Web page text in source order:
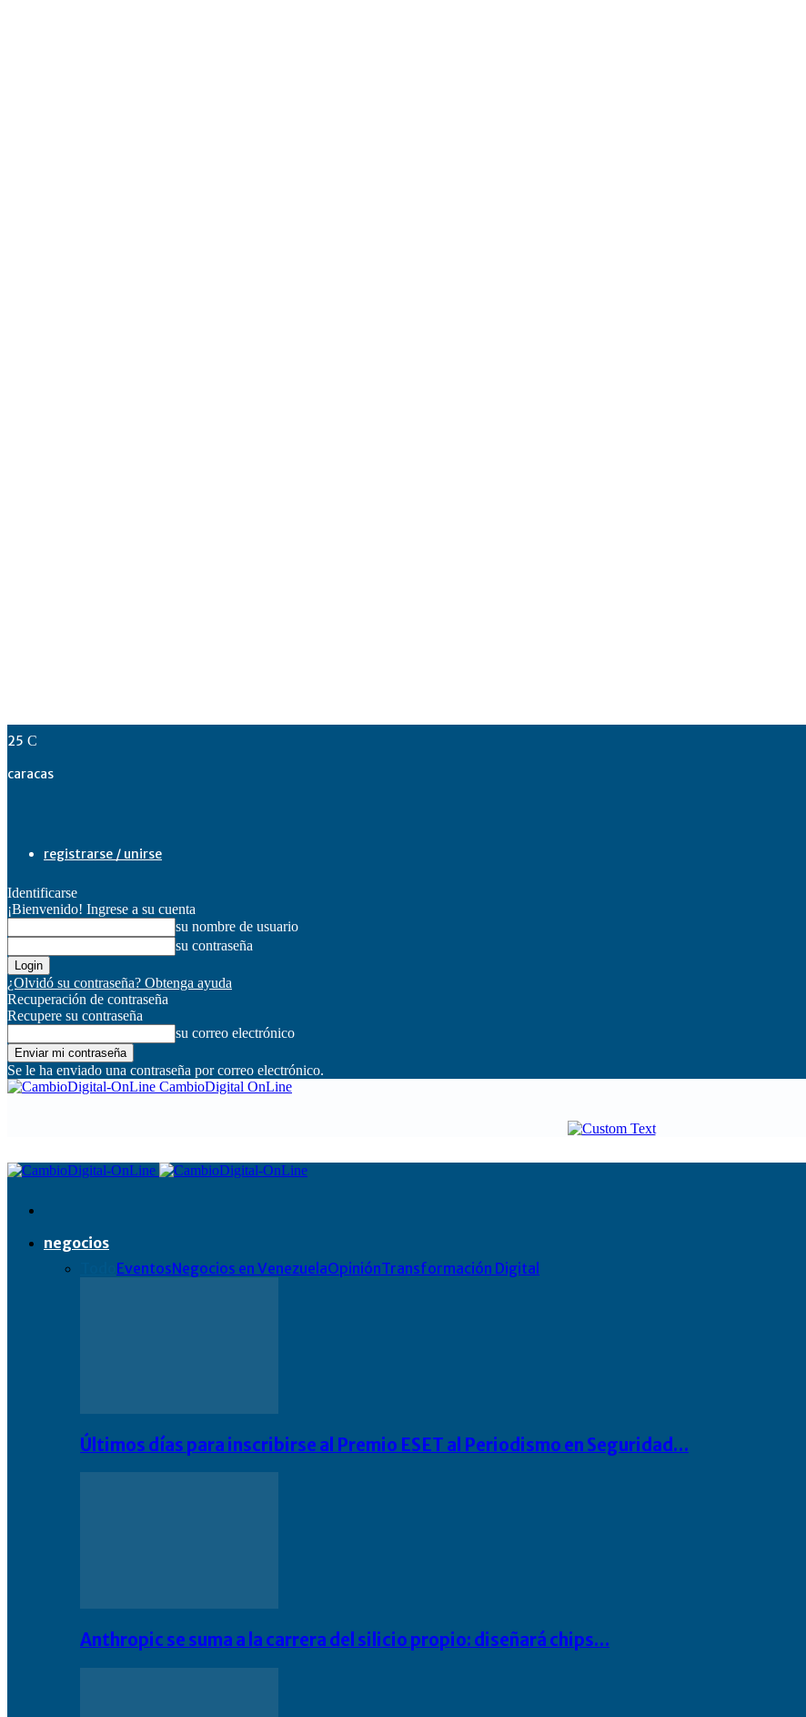
25 C
caracas
registrarse / unirse
Identificarse
¡Bienvenido! Ingrese a su cuenta
su nombre de usuario
su contraseña
¿Olvidó su contraseña? Obtenga ayuda
Recuperación de contraseña
Recupere su contraseña
su correo electrónico
Se le ha enviado una contraseña por correo electrónico.
CambioDigital OnLine
negocios
EventosNegocios en VenezuelaOpiniónTransformación Digital
Últimos días para inscribirse al Premio ESET al Periodismo en Seguridad…
Anthropic se suma a la carrera del silicio propio: diseñará chips…